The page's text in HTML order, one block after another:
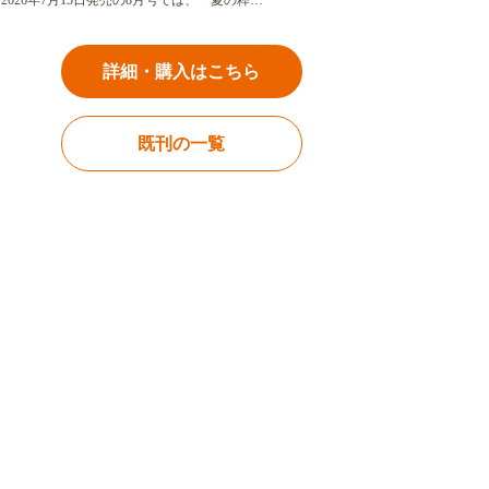
詳細・購入はこちら
既刊の一覧